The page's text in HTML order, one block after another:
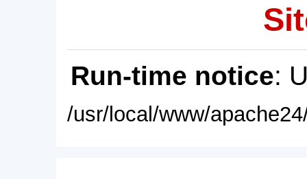
Run-time notice:
/usr/local/www/